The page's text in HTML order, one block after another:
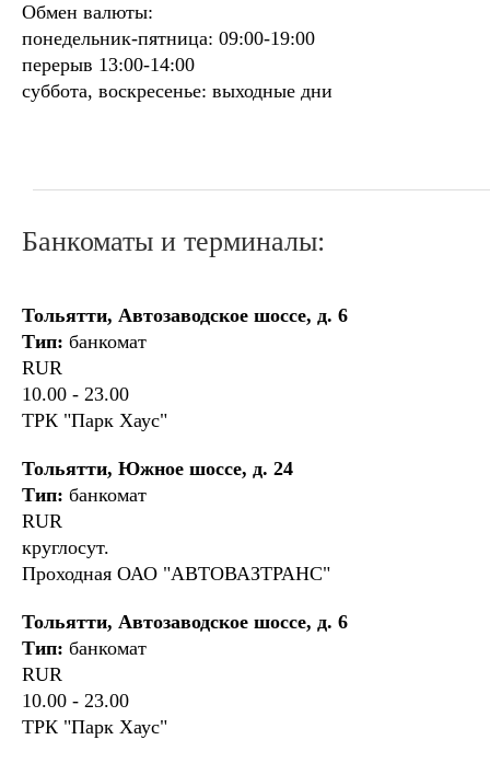
Обмен валюты:
понедельник-пятница: 09:00-19:00
перерыв 13:00-14:00
суббота, воскресенье: выходные дни
Банкоматы и терминалы:
Тольятти, Автозаводское шоссе, д. 6
Тип: банкомат
RUR
10.00 - 23.00
ТРК "Парк Хаус"
Тольятти, Южное шоссе, д. 24
Тип: банкомат
RUR
круглосут.
Проходная ОАО "АВТОВАЗТРАНС"
Тольятти, Автозаводское шоссе, д. 6
Тип: банкомат
RUR
10.00 - 23.00
ТРК "Парк Хаус"